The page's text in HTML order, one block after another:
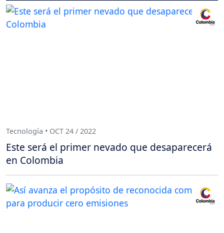
Tecnología • OCT 24 / 2022
Este será el primer nevado que desaparecerá
en Colombia